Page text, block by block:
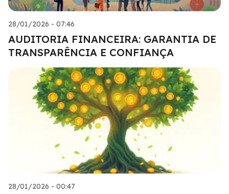
28/01/2026 - 07:46
AUDITORIA FINANCEIRA: GARANTIA DE
TRANSPARÊNCIA E CONFIANÇA
28/01/2026 - 00:47